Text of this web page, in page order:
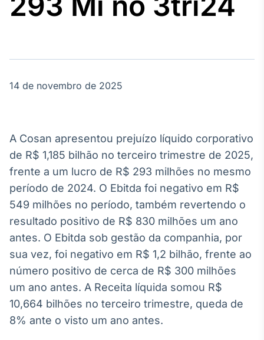
Agro
tempo real
Broadcast
Energia
O setor de
energia elétrica
no Brasil
Broadcast
Plataforma para
conteúdos
personalizados
Soluções de Dados
14 de novembro de 2025
A Cosan apresentou prejuízo líquido corporativo
de R$ 1,185 bilhão no terceiro trimestre de 2025,
frente a um lucro de R$ 293 milhões no mesmo
período de 2024. O Ebitda foi negativo em R$
549 milhões no período, também revertendo o
resultado positivo de R$ 830 milhões um ano
antes. O Ebitda sob gestão da companhia, por
sua vez, foi negativo em R$ 1,2 bilhão, frente ao
número positivo de cerca de R$ 300 milhões
um ano antes. A Receita líquida somou R$
10,664 bilhões no terceiro trimestre, queda de
8% ante o visto um ano antes.